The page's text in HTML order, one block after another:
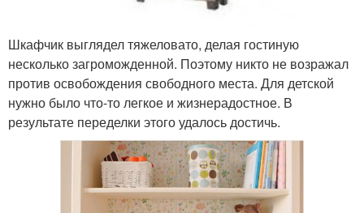
Шкафчик выглядел тяжеловато, делая гостиную
несколько загроможденной. Поэтому никто не возражал
против освобождения свободного места. Для детской
нужно было что-то легкое и жизнерадостное. В
результате переделки этого удалось достичь.